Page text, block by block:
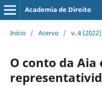
Academia de Direito
Início / Acervo / v. 4 (2022)
O conto da Aia